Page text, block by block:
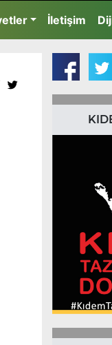
İletişim